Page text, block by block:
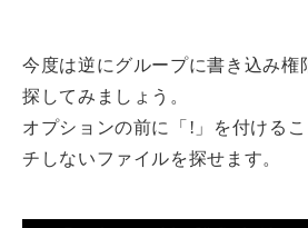
今度は逆にグループに書き込み権
探してみましょう。
オプションの前に「!」を付ける
チしないファイルを探せます。